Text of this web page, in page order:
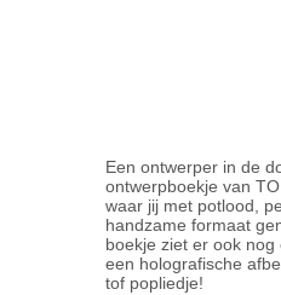
Een ontwerper in de
ontwerpboekje van
waar jij met potlood,
handzame formaat
boekje ziet er ook
een holografische
tof popliedje!